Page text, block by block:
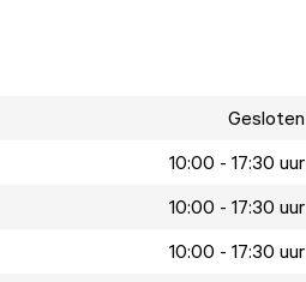
Gesloten
10:00 - 17:30 uur
10:00 - 17:30 uur
10:00 - 17:30 uur